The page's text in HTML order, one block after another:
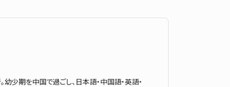
少期を中国で過ごし、日本語・中国語・英語・